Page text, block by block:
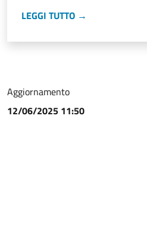
LEGGI TUTTO →
Aggiornamento
12/06/2025 11:50